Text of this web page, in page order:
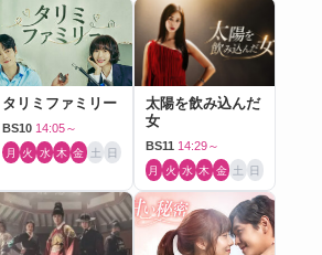
タリミファミリー
BS10 14:05～
月 火 水 木 金 土 日
太陽を飲み込んだ
女
BS11 14:29～
月 火 水 木 金 土 日